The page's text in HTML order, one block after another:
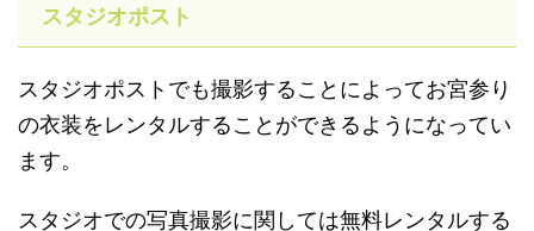
スタジオポスト
スタジオポストでも撮影することによってお宮参り
の衣装をレンタルすることができるようになってい
ます。
スタジオでの写真撮影に関しては無料レンタルする